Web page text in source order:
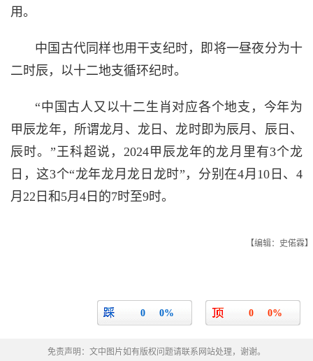
用。
中国古代同样也用干支纪时，即将一昼夜分为十
二时辰，以十二地支循环纪时。
“中国古人又以十二生肖对应各个地支，今年为
甲辰龙年，所谓龙月、龙日、龙时即为辰月、辰日、
辰时。”王科超说，2024甲辰龙年的龙月里有3个龙
日，这3个“龙年龙月龙日龙时”，分别在4月10日、4
月22日和5月4日的7时至9时。
【编辑：史偌霖】
0 0%
0 0%
免责声明：文中图片如有版权问题请联系网站处理，谢谢。